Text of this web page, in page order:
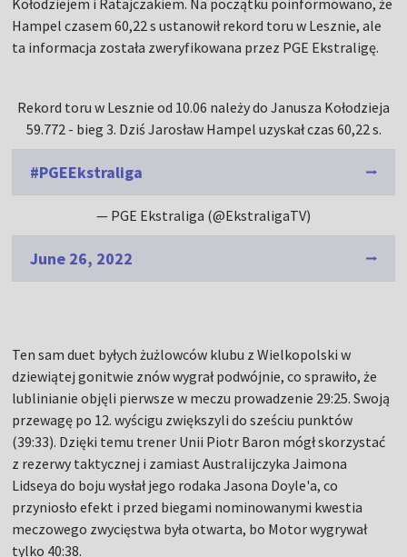
Kołodziejem i Ratajczakiem. Na początku poinformowano, że
Hampel czasem 60,22 s ustanowił rekord toru w Lesznie, ale
ta informacja została zweryfikowana przez PGE Ekstraligę.
Rekord toru w Lesznie od 10.06 należy do Janusza Kołodzieja
59.772 - bieg 3. Dziś Jarosław Hampel uzyskał czas 60,22 s.
#PGEEkstraliga
— PGE Ekstraliga (@EkstraligaTV)
June 26, 2022
Ten sam duet byłych żużlowców klubu z Wielkopolski w
dziewiątej gonitwie znów wygrał podwójnie, co sprawiło, że
lublinianie objęli pierwsze w meczu prowadzenie 29:25. Swoją
przewagę po 12. wyścigu zwiększyli do sześciu punktów
(39:33). Dzięki temu trener Unii Piotr Baron mógł skorzystać
z rezerwy taktycznej i zamiast Australijczyka Jaimona
Lidseya do boju wysłał jego rodaka Jasona Doyle'a, co
przyniosło efekt i przed biegami nominowanymi kwestia
meczowego zwycięstwa była otwarta, bo Motor wygrywał
tylko 40:38.